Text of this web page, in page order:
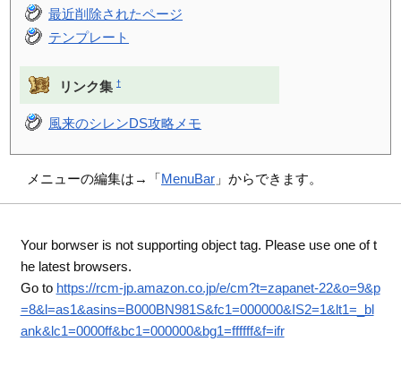
最近削除されたページ
テンプレート
リンク集 †
風来のシレンDS攻略メモ
メニューの編集は→「 MenuBar 」からできます。
Your borwser is not supporting object tag. Please use one of t
he latest browsers.
Go to https://rcm-jp.amazon.co.jp/e/cm?t=zapanet-22&o=9&p
=8&l=as1&asins=B000BN981S&fc1=000000&IS2=1&lt1=_bl
ank&lc1=0000ff&bc1=000000&bg1=ffffff&f=ifr